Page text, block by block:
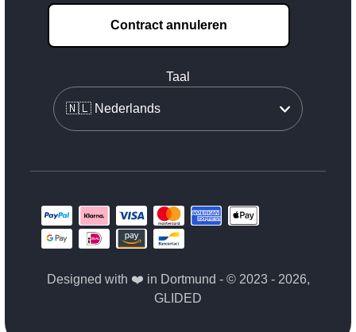
Contract annuleren
Taal
Designed with ❤️ in Dortmund - © 2023 - 2026,
GLIDED